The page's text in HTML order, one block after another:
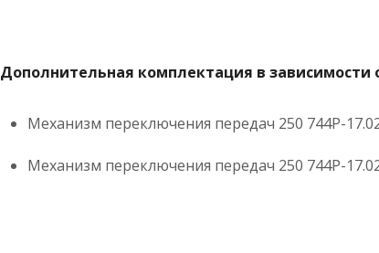
Дополнительная комплектация в зависимости
Механизм переключения передач 250 744Р-
Механизм переключения передач 250 744Р-